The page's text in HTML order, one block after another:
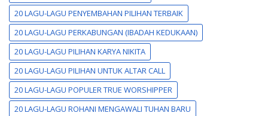
20 LAGU-LAGU PENYEMBAHAN PILIHAN TERBAIK
20 LAGU-LAGU PERKABUNGAN (IBADAH KEDUKAAN)
20 LAGU-LAGU PILIHAN KARYA NIKITA
20 LAGU-LAGU PILIHAN UNTUK ALTAR CALL
20 LAGU-LAGU POPULER TRUE WORSHIPPER
20 LAGU-LAGU ROHANI MENGAWALI TUHAN BARU